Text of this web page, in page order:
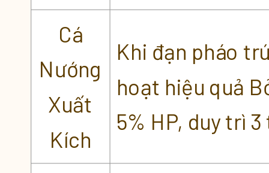
Cá
Nướng
Xuất
Kích
Khi đạn pháo
hoạt hiệu quả
5% HP, duy trì